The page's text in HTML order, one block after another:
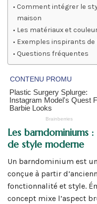
Comment intégrer le
maison
Les matériaux et
Exemples inspirants
Questions fréquentes
Les barndominiums
de style moderne
Un barndominium est
conçue à partir
fonctionnalité et style.
concept mixe l’aspect